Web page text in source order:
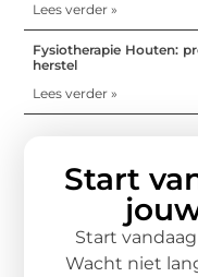
Lees verder »
Fysiotherapie Houten:
herstel
Lees verder »
Start
Start
Wacht niet